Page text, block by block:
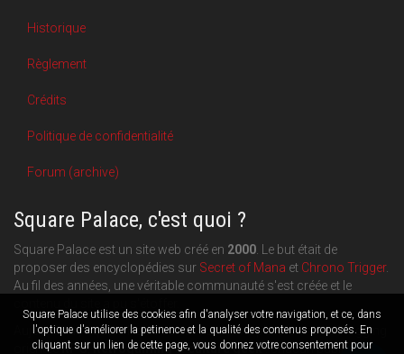
Square Palace utilise des cookies afin d'analyser votre navigation, et ce, dans
l'optique d'améliorer la petinence et la qualité des contenus proposés. En
cliquant sur un lien de cette page, vous donnez votre consentement pour
Historique
Règlement
Crédits
Politique de confidentialité
Forum (archive)
Square Palace, c'est quoi ?
Square Palace est un site web créé en 2000 . Le but était de
proposer des encyclopédies sur Secret of Mana et Chrono Trigger.
Au fil des années, une véritable communauté s'est créée et le
Aujourd'hui, Square Palace c'est aussi une plateforme de blogging
orientéeRPG, Retrogamingetculture geek: chacun publie ce